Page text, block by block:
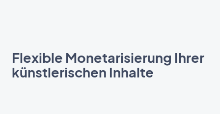
Flexible Monetarisierung Ihrer
künstlerischen Inhalte